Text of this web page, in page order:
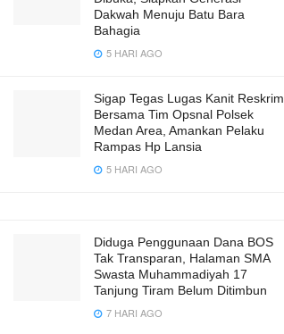
Dakwah Menuju Batu Bara
Bahagia
5 HARI AGO
Sigap Tegas Lugas Kanit Reskrim
Bersama Tim Opsnal Polsek
Medan Area, Amankan Pelaku
Rampas Hp Lansia
5 HARI AGO
Diduga Penggunaan Dana BOS
Tak Transparan, Halaman SMA
Swasta Muhammadiyah 17
Tanjung Tiram Belum Ditimbun
7 HARI AGO